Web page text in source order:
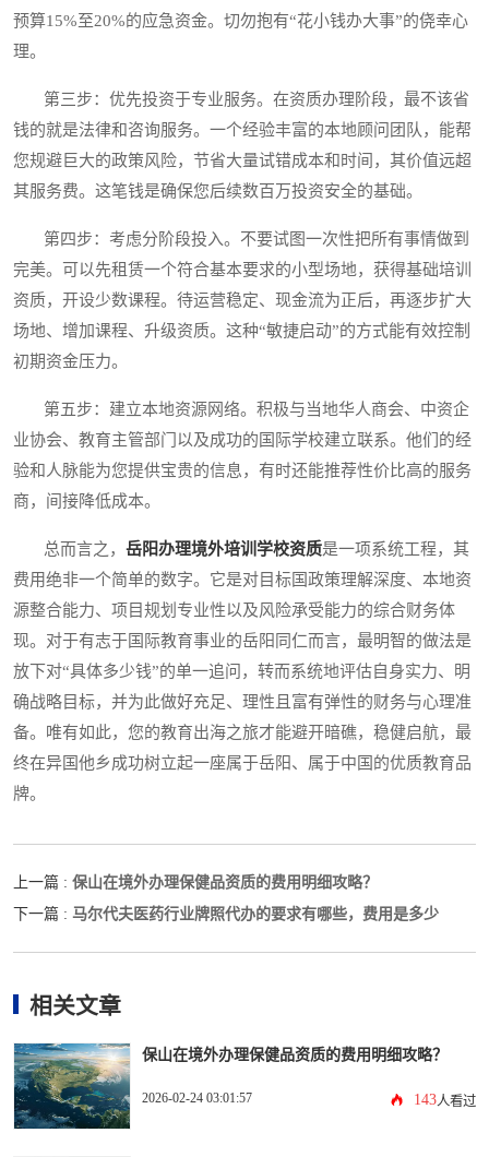
预算15%至20%的应急资金。切勿抱有“花小钱办大事”的侥幸心
理。
第三步：优先投资于专业服务。在资质办理阶段，最不该省
钱的就是法律和咨询服务。一个经验丰富的本地顾问团队，能帮
您规避巨大的政策风险，节省大量试错成本和时间，其价值远超
其服务费。这笔钱是确保您后续数百万投资安全的基础。
第四步：考虑分阶段投入。不要试图一次性把所有事情做到
完美。可以先租赁一个符合基本要求的小型场地，获得基础培训
资质，开设少数课程。待运营稳定、现金流为正后，再逐步扩大
场地、增加课程、升级资质。这种“敏捷启动”的方式能有效控制
初期资金压力。
第五步：建立本地资源网络。积极与当地华人商会、中资企
业协会、教育主管部门以及成功的国际学校建立联系。他们的经
验和人脉能为您提供宝贵的信息，有时还能推荐性价比高的服务
商，间接降低成本。
总而言之， 岳阳办理境外培训学校资质是一项系统工程，其
费用绝非一个简单的数字。它是对目标国政策理解深度、本地资
源整合能力、项目规划专业性以及风险承受能力的综合财务体
现。对于有志于国际教育事业的岳阳同仁而言，最明智的做法是
放下对“具体多少钱”的单一追问，转而系统地评估自身实力、明
确战略目标，并为此做好充足、理性且富有弹性的财务与心理准
备。唯有如此，您的教育出海之旅才能避开暗礁，稳健启航，最
终在异国他乡成功树立起一座属于岳阳、属于中国的优质教育品
牌。
上一篇 : 保山在境外办理保健品资质的费用明细攻略？
下一篇 : 马尔代夫医药行业牌照代办的要求有哪些，费用是多少
相关文章
保山在境外办理保健品资质的费用明细攻略？
2026-02-24 03:01:57 143人看过